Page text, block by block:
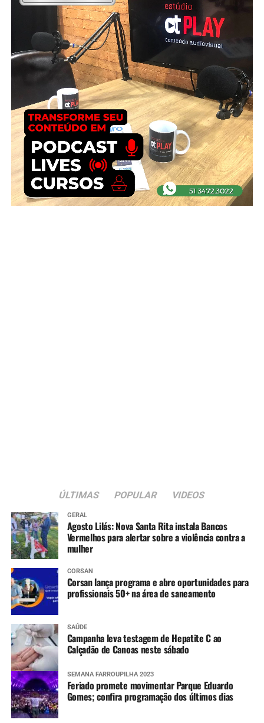
ÚLTIMAS POPULAR VIDEOS
GERAL
Agosto Lilás: Nova Santa Rita instala Bancos
Vermelhos para alertar sobre a violência contra a
mulher
CORSAN
Corsan lança programa e abre oportunidades para
profissionais 50+ na área de saneamento
SAÚDE
Campanha leva testagem de Hepatite C ao
Calçadão de Canoas neste sábado
SEMANA FARROUPILHA 2023
Feriado promete movimentar Parque Eduardo
Gomes; confira programação dos últimos dias